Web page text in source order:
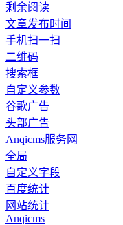
剩余阅读
文章发布时间
手机扫一扫
二维码
搜索框
自定义参数
谷歌广告
头部广告
Anqicms服务网
全局
自定义字段
百度统计
网站统计
Anqicms